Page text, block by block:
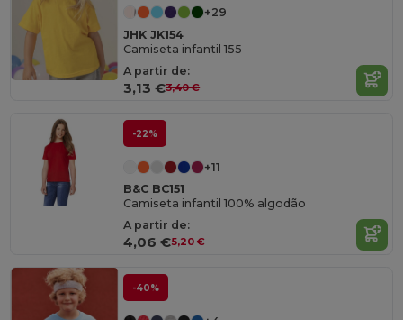
+29
JHK JK154
Camiseta infantil 155
A partir de:
3,13 €3,40 €
-22%
+11
B&C BC151
Camiseta infantil 100% algodão
A partir de:
4,06 €5,20 €
-40%